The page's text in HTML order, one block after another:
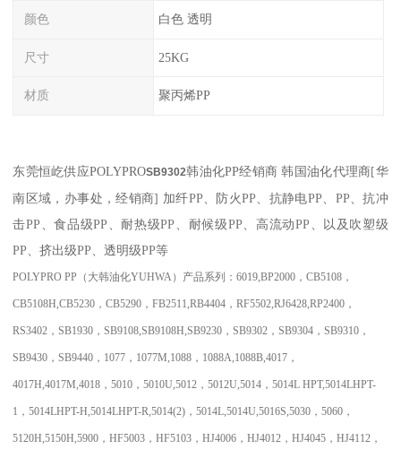
颜色 白色 透明
尺寸 25KG
材质 聚丙烯PP
东莞恒屹供应POLYPROSB9302韩油化PP经销商韩国油化代理商[华
南区域，办事处，经销商] 加纤PP 、防火PP 、抗静电PP PP 、抗冲
击PP 、食品级PP 、耐热级PP 、耐候级PP 、高流动PP 、以及吹塑级
PP 、挤出级PP 、透明级PP等
POLYPRO PP （大韩油化YUHWA）产品系列：6019,BP2000 ，CB5108 ，
CB5108H,CB5230 ，CB5290 ，FB2511,RB4404 ，RF5502,RJ6428,RP2400 ，
RS3402 ，SB1930 ，SB9108,SB9108H,SB9230 ，SB9302 ，SB9304 ，SB9310 ，
SB9430 ，SB9440 ， 1077 ， 1077M,1088 ， 1088A,1088B,4017 ，
4017H,4017M,4018 ，5010 ，5010U,5012 ，5012U,5014 ，5014L HPT,5014LHPT-
1 ，5014LHPT-H,5014LHPT-R,5014(2) ，5014L,5014U,5016S,5030 ，5060 ，
5120H,5150H,5900 ，HF5003 ，HF5103 ，HJ4006 ，HJ4012 ，HJ4045 ，HJ4112 ，